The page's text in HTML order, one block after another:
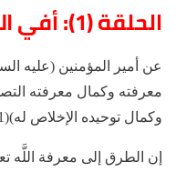
الحلقة (1): أفي الله شك
عن أمير المؤمنين (عليه
معرفته وكمال معرفته
وكمال توحيده الإخلاص له)(1).
إن الطرق إلى معرفة اللَّه